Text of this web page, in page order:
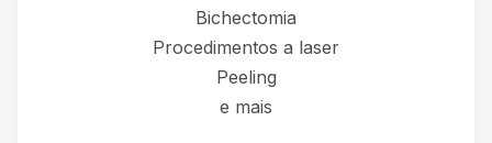
Bichectomia
Procedimentos a laser
Peeling
e mais